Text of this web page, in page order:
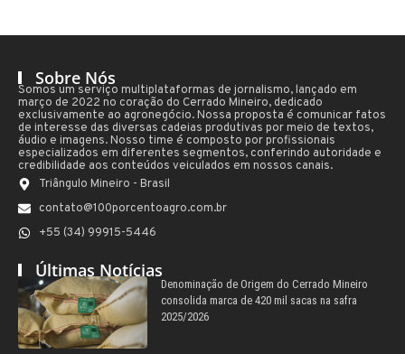
Sobre Nós
Somos um serviço multiplataformas de jornalismo, lançado em
março de 2022 no coração do Cerrado Mineiro, dedicado
exclusivamente ao agronegócio. Nossa proposta é comunicar fatos
de interesse das diversas cadeias produtivas por meio de textos,
áudio e imagens. Nosso time é composto por profissionais
especializados em diferentes segmentos, conferindo autoridade e
credibilidade aos conteúdos veiculados em nossos canais.
Triângulo Mineiro - Brasil
contato@100porcentoagro.com.br
+55 (34) 99915-5446
Últimas Notícias
Denominação de Origem do Cerrado Mineiro
consolida marca de 420 mil sacas na safra
2025/2026